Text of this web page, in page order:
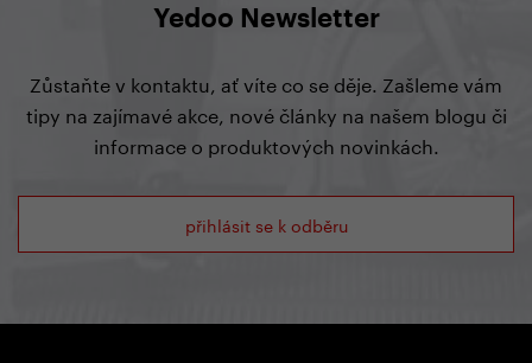
Yedoo Newsletter
Zůstaňte v kontaktu, ať víte co se děje. Zašleme vám
tipy na zajímavé akce, nové články na našem blogu či
informace o produktových novinkách.
přihlásit se k odběru